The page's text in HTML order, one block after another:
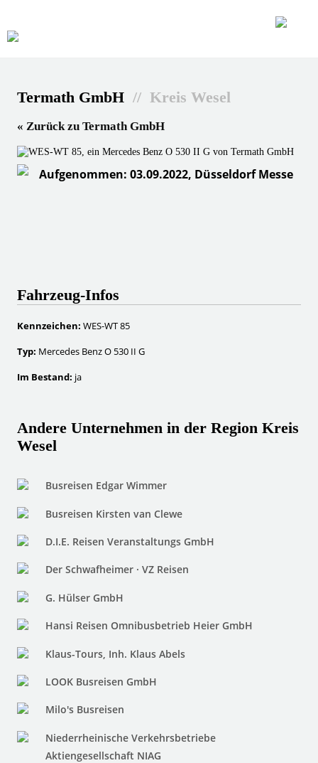
Termath GmbH // Kreis Wesel
« Zurück zu Termath GmbH
Aufgenommen: 03.09.2022, Düsseldorf Messe
Fahrzeug-Infos
Kennzeichen: WES-WT 85
Typ: Mercedes Benz O 530 II G
Im Bestand: ja
Andere Unternehmen in der Region Kreis
Wesel
Busreisen Edgar Wimmer
Busreisen Kirsten van Clewe
D.I.E. Reisen Veranstaltungs GmbH
Der Schwafheimer · VZ Reisen
G. Hülser GmbH
Hansi Reisen Omnibusbetrieb Heier GmbH
Klaus-Tours, Inh. Klaus Abels
LOOK Busreisen GmbH
Milo's Busreisen
Niederrheinische Verkehrsbetriebe
Aktiengesellschaft NIAG